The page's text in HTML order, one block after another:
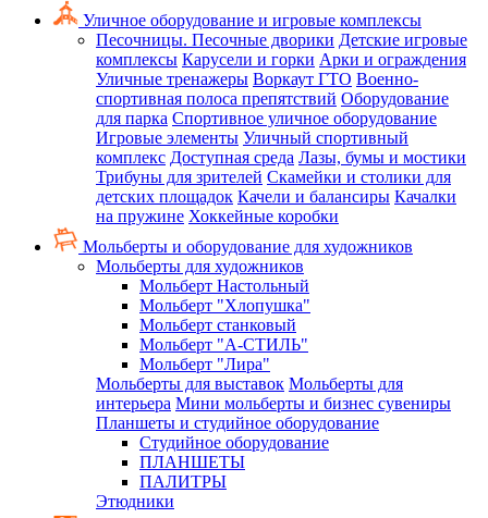
Уличное оборудование и игровые комплексы
Песочницы. Песочные дворики Детские игровые
комплексы Карусели и горки Арки и ограждения
Уличные тренажеры Воркаут ГТО Военно-
спортивная полоса препятствий Оборудование
для парка Спортивное уличное оборудование
Игровые элементы Уличный спортивный
комплекс Доступная среда Лазы, бумы и мостики
Трибуны для зрителей Скамейки и столики для
детских площадок Качели и балансиры Качалки
на пружине Хоккейные коробки
Мольберты и оборудование для художников
Мольберты для художников
Мольберт Настольный
Мольберт "Хлопушка"
Мольберт станковый
Мольберт "А-СТИЛЬ"
Мольберт "Лира"
Мольберты для выставок Мольберты для
интерьера Мини мольберты и бизнес сувениры
Планшеты и студийное оборудование
Студийное оборудование
ПЛАНШЕТЫ
ПАЛИТРЫ
Этюдники